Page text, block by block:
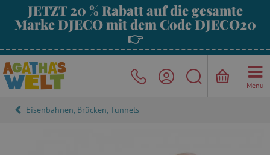
JETZT 20 % Rabatt auf die gesamte
Marke DJECO mit dem Code DJECO20
👉
Menu
Eisenbahnen, Brücken, Tunnels